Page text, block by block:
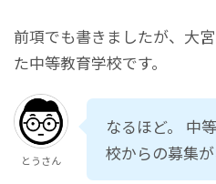
前項でも書きましたが、大
た中等教育学校です。
とうさん
なるほど。 中
校からの募集が